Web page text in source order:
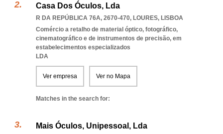
Casa Dos Óculos, Lda
R DA REPÚBLICA 76A, 2670-470, LOURES, LISBOA
Comércio a retalho de material óptico, fotográfico,
cinematográfico e de instrumentos de precisão, em
estabelecimentos especializados
LDA
Ver empresa Ver no Mapa
Matches in the search for:
Mais Óculos, Unipessoal, Lda